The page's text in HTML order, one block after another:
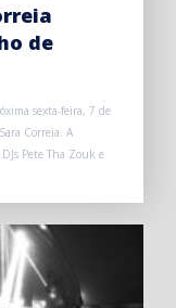
de
sexta-feira, 7 de
Correia. A
Pete Tha Zouk e